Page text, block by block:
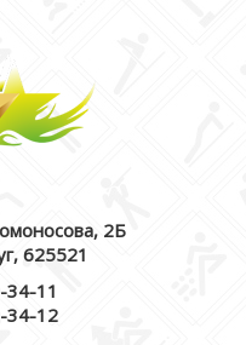
2Б
625521
34-11
34-12